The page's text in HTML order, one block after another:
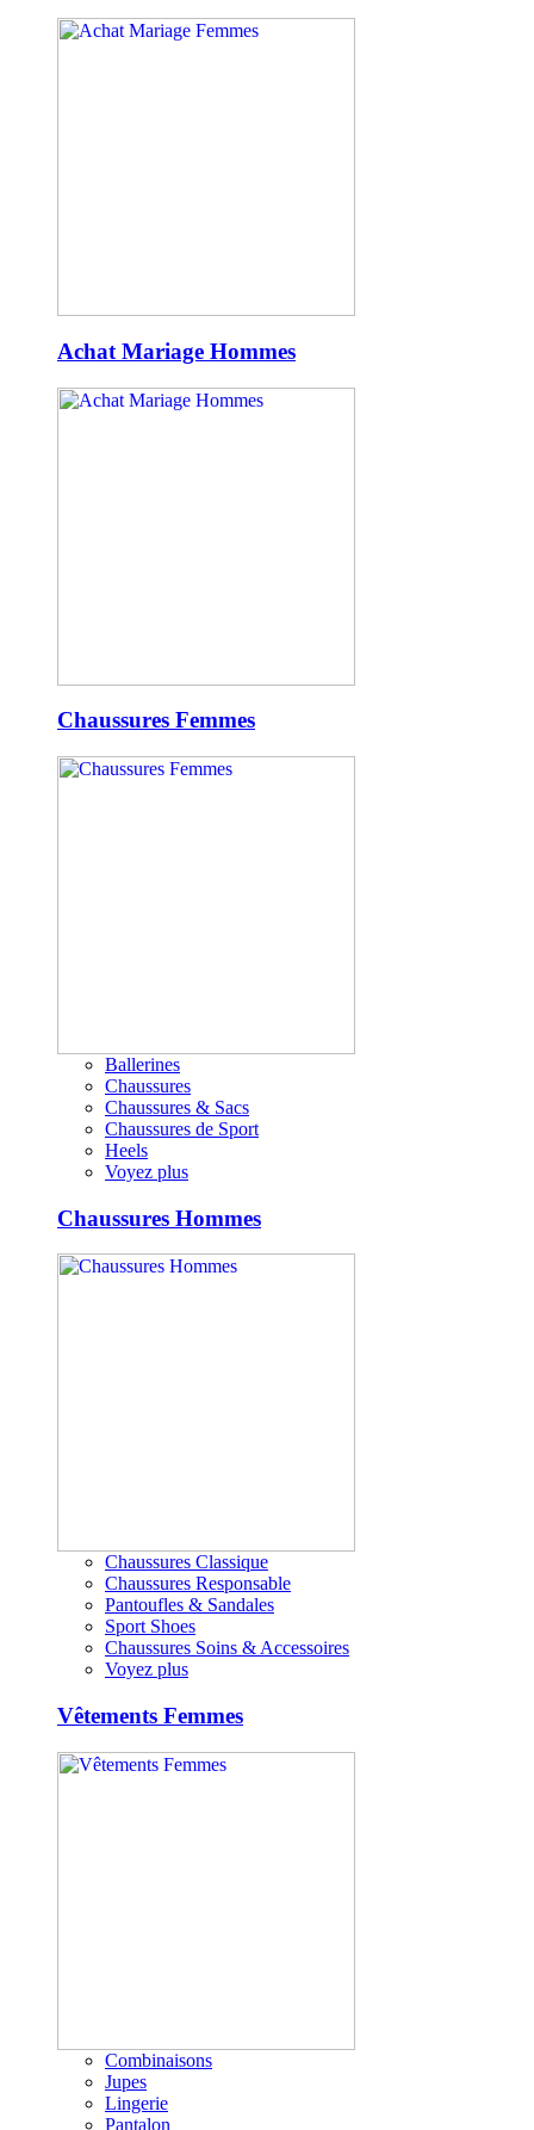
Achat Mariage Hommes
Chaussures Femmes
Ballerines
Chaussures
Chaussures & Sacs
Chaussures de Sport
Heels
Voyez plus
Chaussures Hommes
Chaussures Classique
Chaussures Responsable
Pantoufles & Sandales
Sport Shoes
Chaussures Soins & Accessoires
Voyez plus
Vêtements Femmes
Combinaisons
Jupes
Lingerie
Pantalon